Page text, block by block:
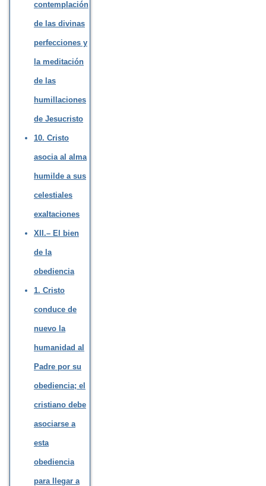
contemplación
de las divinas
perfecciones y
la meditación
de las
humillaciones
de Jesucristo
10. Cristo
asocia al alma
humilde a sus
celestiales
exaltaciones
XII.– El bien
de la
obediencia
1. Cristo
conduce de
nuevo la
humanidad al
Padre por su
obediencia; el
cristiano debe
asociarse a
esta
obediencia
para llegar a